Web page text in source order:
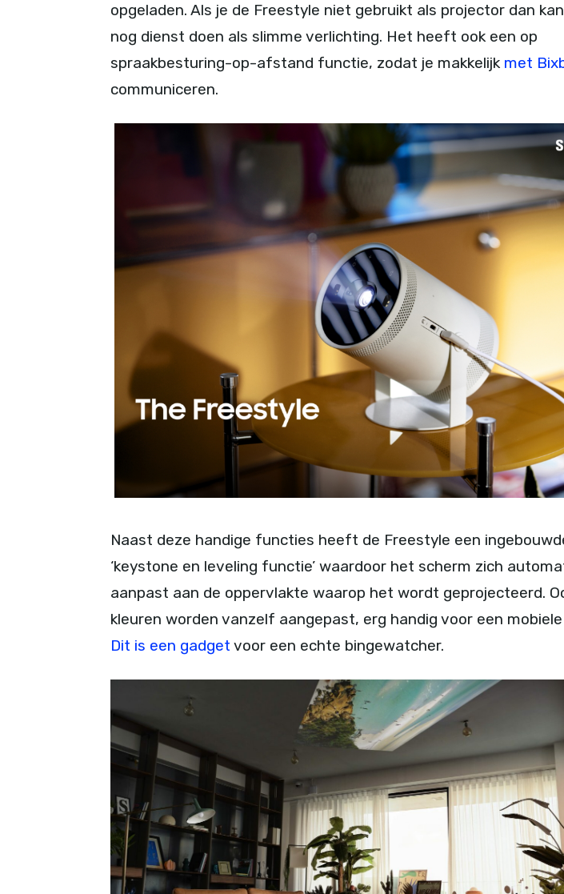
opgeladen. Als je de Freestyle niet gebruikt als projector dan
nog dienst doen als slimme verlichting. Het heeft ook een op
spraakbesturing-op-afstand functie, zodat je makkelijk met
communiceren.
Naast deze handige functies heeft de Freestyle een
‘keystone en leveling functie’ waardoor het scherm zich
aanpast aan de oppervlakte waarop het wordt geprojecteerd.
kleuren worden vanzelf aangepast, erg handig voor een
Dit is een gadget voor een echte bingewatcher.